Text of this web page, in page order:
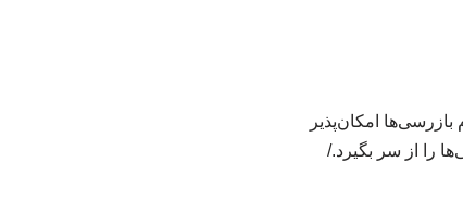
امکان‌پذیر
را از سر بگیرد./